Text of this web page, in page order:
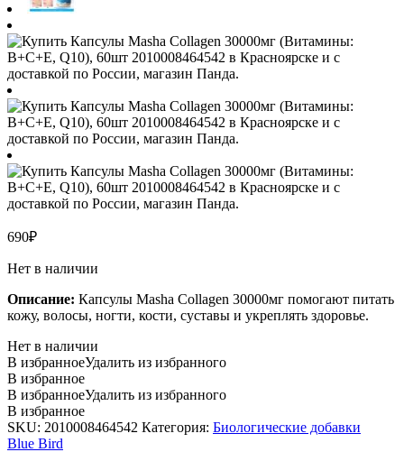
690₽
Нет в наличии
Описание: Капсулы Masha Collagen 30000мг помогают питать
кожу, волосы, ногти, кости, суставы и укреплять здоровье.
Нет в наличии
В избранноеУдалить из избранного
В избранное
В избранноеУдалить из избранного
В избранное
SKU: 2010008464542 Категория: Биологические добавки
Blue Bird